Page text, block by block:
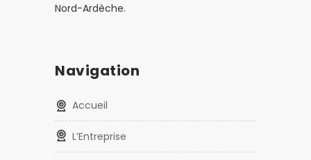
Nord-Ardèche.
Navigation
Accueil
L’Entreprise